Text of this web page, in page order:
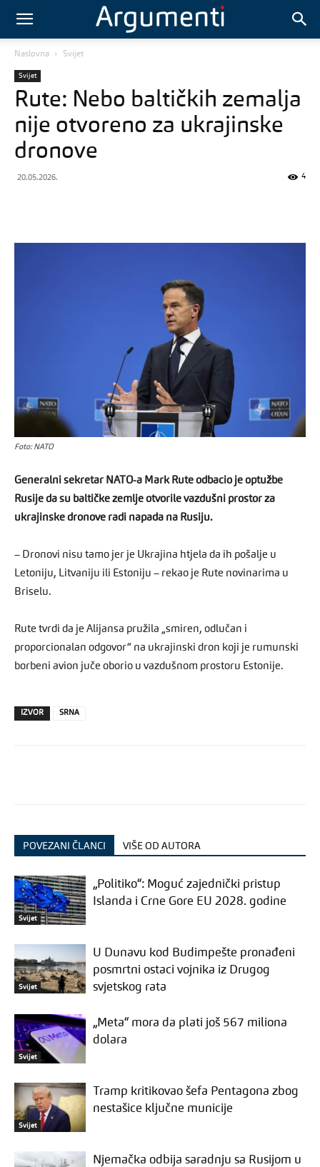
Naslovna Svijet
Svijet
Rute: Nebo baltičkih zemalja
nije otvoreno za ukrajinske
dronove
20.05.2026. 4
Foto: NATO
Generalni sekretar NATO-a Mark Rute odbacio je optužbe
Rusije da su baltičke zemlje otvorile vazdušni prostor za
ukrajinske dronove radi napada na Rusiju.
– Dronovi nisu tamo jer je Ukrajina htjela da ih pošalje u
Letoniju, Litvaniju ili Estoniju – rekao je Rute novinarima u
Briselu.
Rute tvrdi da je Alijansa pružila „smiren, odlučan i
proporcionalan odgovor“ na ukrajinski dron koji je rumunski
borbeni avion juče oborio u vazdušnom prostoru Estonije.
IZVOR SRNA
POVEZANI ČLANCI VIŠE OD AUTORA
Svijet
„Politiko“: Moguć zajednički pristup
Islanda i Crne Gore EU 2028. godine
Svijet
U Dunavu kod Budimpešte pronađeni
posmrtni ostaci vojnika iz Drugog
svjetskog rata
Svijet
„Meta“ mora da plati još 567 miliona
dolara
Svijet
Tramp kritikovao šefa Pentagona zbog
nestašice ključne municije
Njemačka odbija saradnju sa Rusijom u